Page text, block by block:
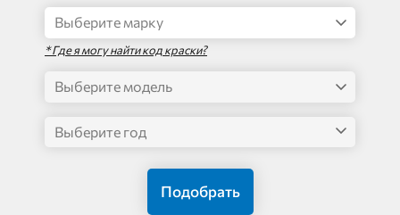
* Где я могу найти код краски?
Подобрать